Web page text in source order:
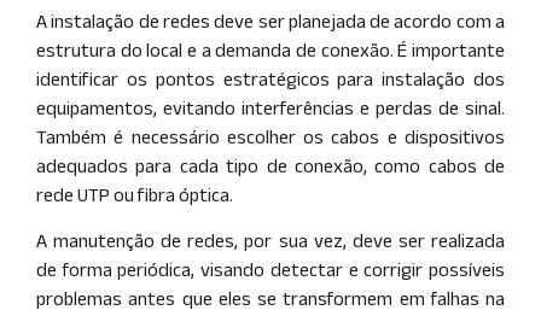
A instalação de redes deve ser planejada de acordo com a
estrutura do local e a demanda de conexão. É importante
identificar os pontos estratégicos para instalação dos
equipamentos, evitando interferências e perdas de sinal.
Também é necessário escolher os cabos e dispositivos
adequados para cada tipo de conexão, como cabos de
rede UTP ou fibra óptica.
A manutenção de redes, por sua vez, deve ser realizada
de forma periódica, visando detectar e corrigir possíveis
problemas antes que eles se transformem em falhas na